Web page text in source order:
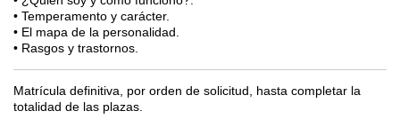
• Temperamento y carácter.
• El mapa de la personalidad.
• Rasgos y trastornos.
Matrícula definitiva, por orden de solicitud, hasta completar la
totalidad de las plazas.